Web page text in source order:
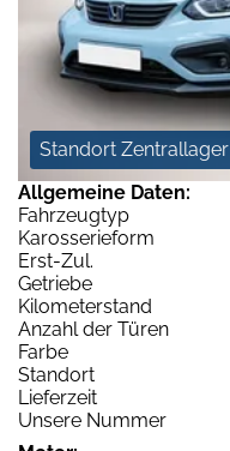
Standort Zentrallager
Allgemeine Daten:
Fahrzeugtyp
Karosserieform
Erst-Zul.
Getriebe
Kilometerstand
Anzahl der Türen
Farbe
Standort
Lieferzeit
Unsere Nummer